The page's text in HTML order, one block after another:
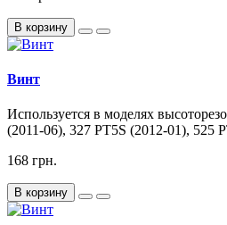
В корзину
Винт
Используется в моделях
(2011-06), 327 PT5S (2012-01), 525
168 грн.
В корзину